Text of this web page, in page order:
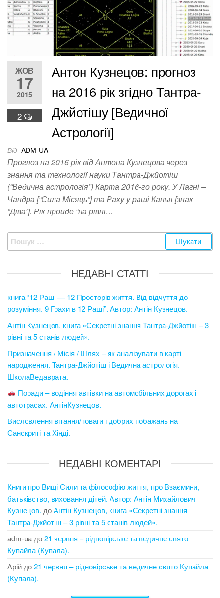
ЖОВ
17
2015
2
Антон Кузнецов: прогноз
на 2016 рік згідно Тантра-
Джйотішу [Ведичної
Астрології]
Від ADM-UA
Прогноз на 2016 рік від Антона Кузнецова через
знання та технології науки Тантра-Джйотіш
(“Ведична астрологія”) Карта 2016-го року. У Лагні –
Чандра [“Сила Місяць”] та Раху у раші Канья [знак
“Діва”]. Рік пройде “на рівні…
Пошук:
НЕДАВНІ СТАТТІ
книга “12 Раші — 12 Просторів життя. Від відчуття до
розуміння. 9 Грахи в 12 Раші”. Автор: Антін Кузнецов.
Антін Кузнецов, книга «Секретні знання Тантра-Джйотіш – 3
рівні та 5 станів людей».
Призначення / Місія / Шлях – як аналізувати в карті
народження. Тантра-Джйотіш і Ведична астрологія.
ШколаВедаврата.
Поради – водіння автівки на автомобільних дорогах і
автотрасах. АнтінКузнецов.
Висловлення вітання/поваги і добрих побажань на
Санскриті та Хінді.
НЕДАВНІ КОМЕНТАРІ
Книги про Вищі Сили та філософію життя, про Взаємини,
батьківство, виховання дітей. Автор: Антін Михайлович
Кузнецов. доАнтін Кузнецов, книга «Секретні знання
Тантра-Джйотіш – 3 рівні та 5 станів людей».
adm-ua до21 червня – рідновірське та ведичне свято
Купайла (Купала).
Арій до21 червня – рідновірське та ведичне свято Купайла
(Купала).